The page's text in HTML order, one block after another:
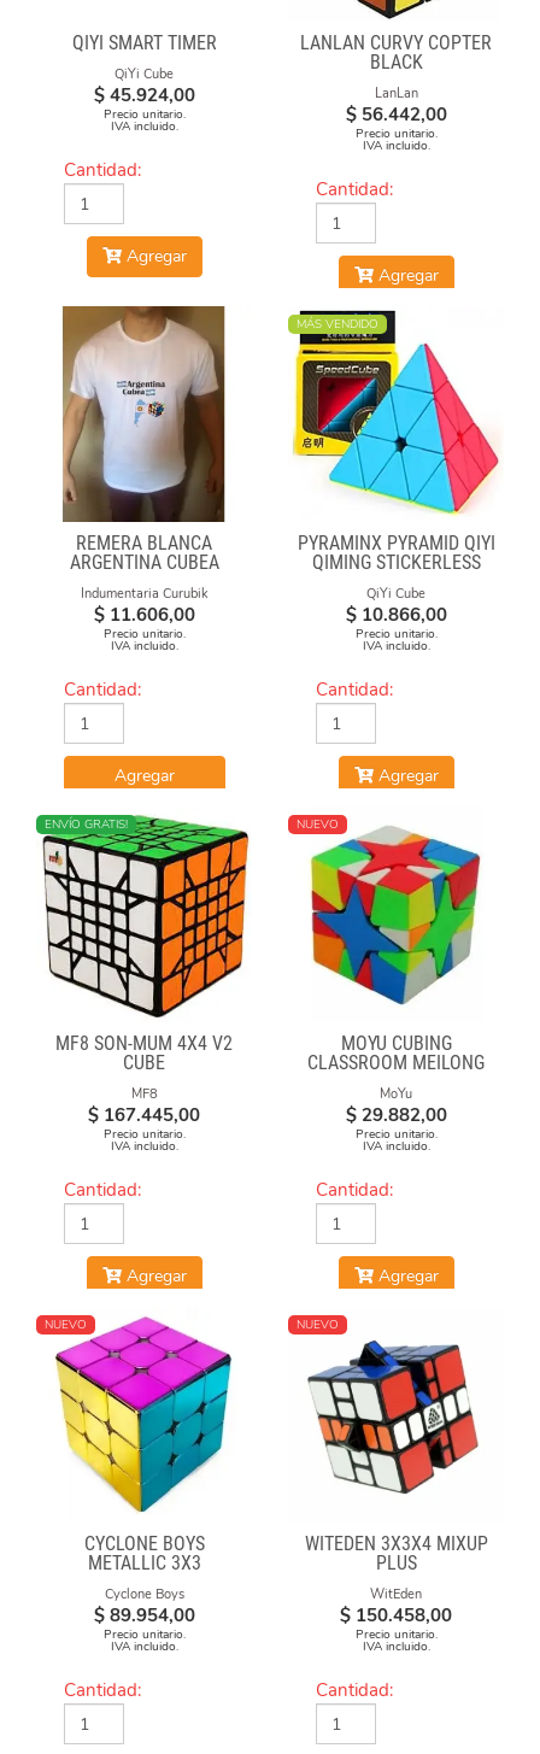
QIYI SMART TIMER
QiYi Cube
$ 45.924,00
Precio unitario.
IVA incluido.
Cantidad:
Agregar
LANLAN CURVY COPTER
BLACK
LanLan
$ 56.442,00
Precio unitario.
IVA incluido.
Cantidad:
Agregar
REMERA BLANCA
ARGENTINA CUBEA
Indumentaria Curubik
$ 11.606,00
Precio unitario.
IVA incluido.
Cantidad:
Agregar
MÁS VENDIDO
PYRAMINX PYRAMID QIYI
QIMING STICKERLESS
QiYi Cube
$ 10.866,00
Precio unitario.
IVA incluido.
Cantidad:
Agregar
ENVÍO GRATIS!
MF8 SON-MUM 4X4 V2
CUBE
MF8
$ 167.445,00
Precio unitario.
IVA incluido.
Cantidad:
Agregar
NUEVO
MOYU CUBING
CLASSROOM MEILONG
POLARIS CUBE
STICKERLESS
MoYu
$ 29.882,00
Precio unitario.
IVA incluido.
Cantidad:
Agregar
NUEVO
CYCLONE BOYS
METALLIC 3X3
MAGNETICO MACARON
Cyclone Boys
$ 89.954,00
Precio unitario.
IVA incluido.
Cantidad:
NUEVO
WITEDEN 3X3X4 MIXUP
PLUS
WitEden
$ 150.458,00
Precio unitario.
IVA incluido.
Cantidad: